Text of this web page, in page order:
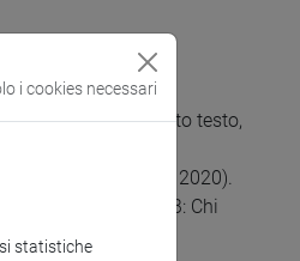
or. 1986) [NB: Questo testo,
2021 (ed. or. 2020).
(ed. or. 2015) [NB: Chi
nella nostra
i cookies necessari
statistiche